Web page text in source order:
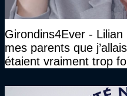
Girondins4Ever - Lilian
mes parents que
étaient vraiment trop